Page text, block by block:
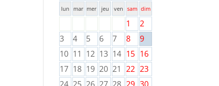
lun mar mer jeu ven sam dim
1
2
3
4 5 6 7 8
9
10 11 12 13 14 15 16
17 18 19 20 21 22 23